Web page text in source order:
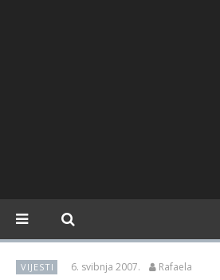
VIJESTI 6. svibnja 2007. Rafaela